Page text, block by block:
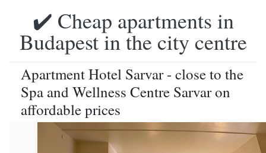
✔️ Cheap apartments in
Budapest in the city centre
Apartment Hotel Sarvar - close to the
Spa and Wellness Centre Sarvar on
affordable prices